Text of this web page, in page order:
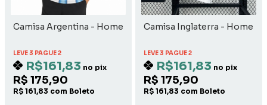
Camisa Argentina - Home
LEVE 3 PAGUE 2
R$161,83 no pix
R$ 175,90
R$ 161,83 com Boleto
Camisa Inglaterra - Home
LEVE 3 PAGUE 2
R$161,83 no pix
R$ 175,90
R$ 161,83 com Boleto